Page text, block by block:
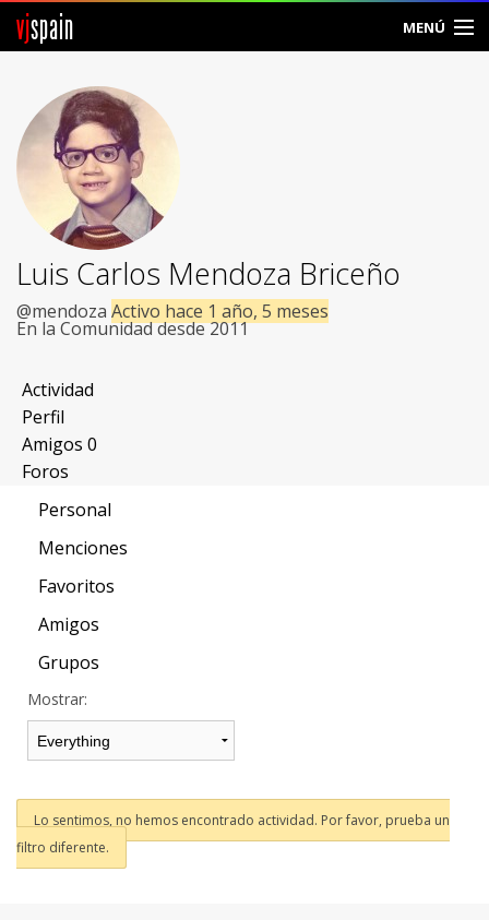
vjspain MENÚ
Foros
Noticias
Vjspain
Ayuda
Contacto
Entrar
Crear Cuenta
Luis Carlos Mendoza Briceño
@mendoza Activo hace 1 año, 5 meses
En la Comunidad desde 2011
Actividad
Perfil
Amigos 0
Foros
Personal
Menciones
Favoritos
Amigos
Grupos
Mostrar:
Lo sentimos, no hemos encontrado actividad. Por favor, prueba un
filtro diferente.